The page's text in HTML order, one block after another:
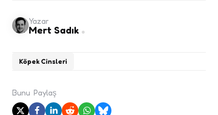
Köpek Cinsleri
Yazar
Mert Sadık
Bunu Paylaş